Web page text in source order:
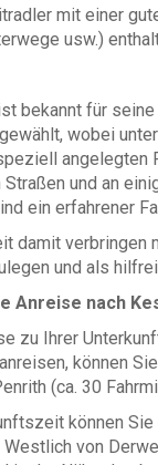
mit einer
usw.)
bekannt für
wobei
angelegten
und an
ein erfahrener
damit verbringen
und als
Anreise nach
zu Ihrer
können
(ca. 30
können
Westlich von